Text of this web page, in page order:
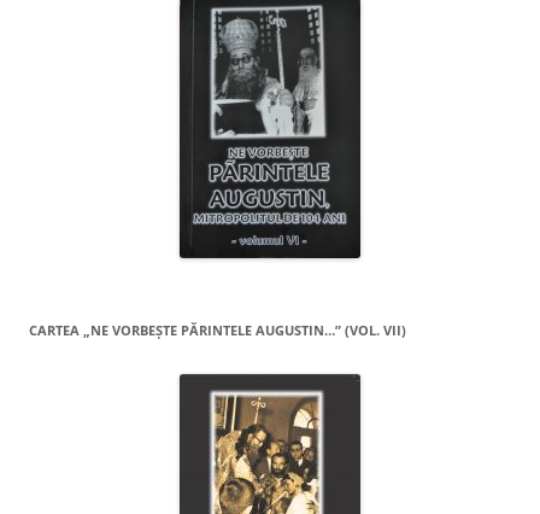
CARTEA „NE VORBEŞTE PĂRINTELE AUGUSTIN…” (VOL. VII)